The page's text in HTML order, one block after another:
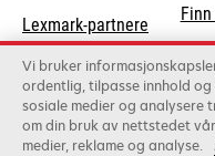
new
Lexmark-partnere
Lexmark
Vi bruker
ordentlig, tilpasse innhold
sosiale medier og analysere
om din bruk av nettstedet
medier, reklame og analyse.